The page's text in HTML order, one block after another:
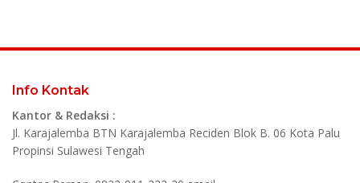
Info Kontak
Kantor & Redaksi :
Jl. Karajalemba BTN Karajalemba Reciden Blok B. 06 Kota Palu
Propinsi Sulawesi Tengah